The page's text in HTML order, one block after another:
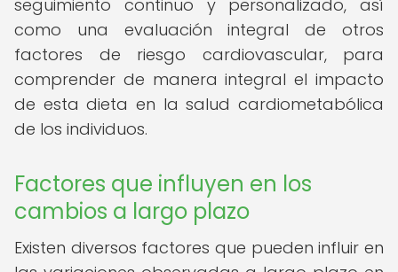
seguimiento continuo y personalizado, así
como una evaluación integral de otros
factores de riesgo cardiovascular, para
comprender de manera integral el impacto
de esta dieta en la salud cardiometabólica
de los individuos.
Factores que influyen en los
cambios a largo plazo
Existen diversos factores que pueden influir en